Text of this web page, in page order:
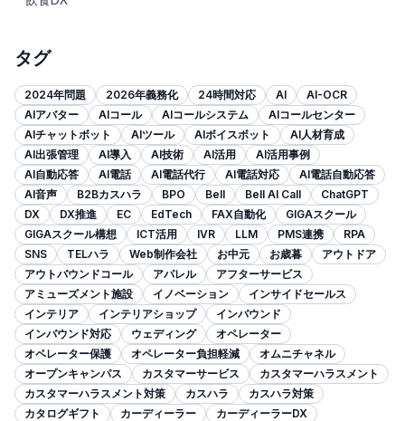
タグ
2024年問題 2026年義務化 24時間対応 AI
AI-OCR
AIアバター
AIコール AIコールシステム
AIコールセンター
AIチャットボット
AIツール AIボイスボット
AI人材育成
AI出張管理
AI導入 AI技術 AI活用
AI活用事例
AI自動応答
AI電話 AI電話代行 AI電話対応
AI電話自動応答
AI音声
B2Bカスハラ BPO Bell Bell AI Call
ChatGPT
DX
DX推進 EC EdTech FAX自動化
GIGAスクール
GIGAスクール構想
ICT活用 IVR LLM PMS連携
RPA
SNS
TELハラ Web制作会社 お中元 お歳暮
アウトドア
アウトバウンドコール
アパレル
アフターサービス
アミューズメント施設
イノベーション
インサイドセールス
インテリア
インテリアショップ
インバウンド
インバウンド対応
ウェディング
オペレーター
オペレーター保護
オペレーター負担軽減
オムニチャネル
オープンキャンパス
カスタマーサービス
カスタマーハラスメント
カスタマーハラスメント対策
カスハラ
カスハラ対策
カタログギフト
カーディーラー
カーディーラーDX